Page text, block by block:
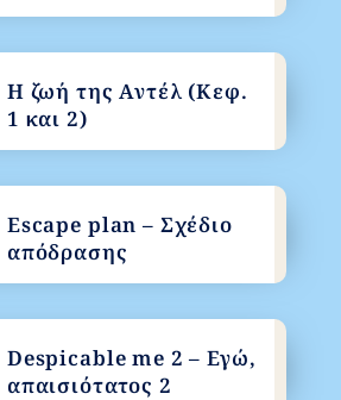
Η ζωή της Αντέλ (Κεφ.
1 και 2)
Escape plan – Σχέδιο
απόδρασης
Despicable me 2 – Εγώ,
απαισιότατος 2